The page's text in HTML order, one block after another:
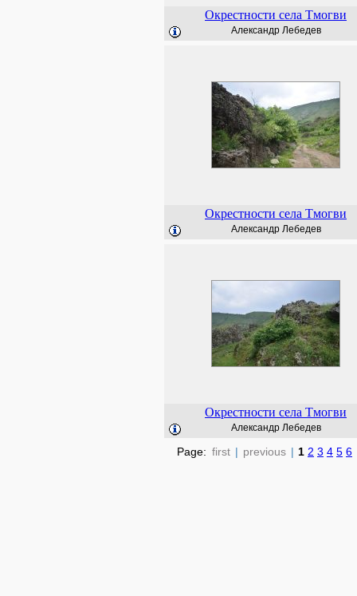
Окрестности села Тмогви
Александр Лебедев
Окрестности села Тмогви
Александр Лебедев
Окрестности села Тмогви
Александр Лебедев
Page: first | previous | 1 2 3 4 5 6